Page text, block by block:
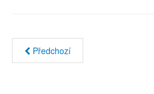
Předchozí